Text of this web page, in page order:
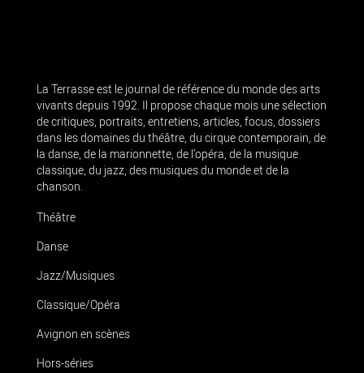
La Terrasse est le journal de référence du monde des arts
vivants depuis 1992. Il propose chaque mois une sélection
de critiques, portraits, entretiens, articles, focus, dossiers
dans les domaines du théâtre, du cirque contemporain, de
la danse, de la marionnette, de l’opéra, de la musique
classique, du jazz, des musiques du monde et de la
chanson.
Théâtre
Danse
Jazz/Musiques
Classique/Opéra
Avignon en scènes
Hors-séries